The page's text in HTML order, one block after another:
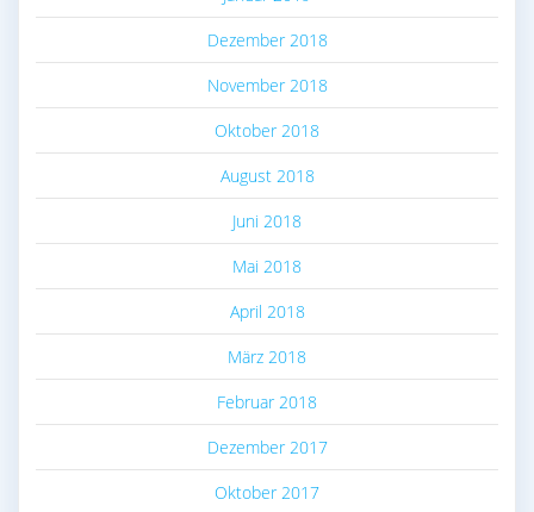
Dezember 2018
November 2018
Oktober 2018
August 2018
Juni 2018
Mai 2018
April 2018
März 2018
Februar 2018
Dezember 2017
Oktober 2017